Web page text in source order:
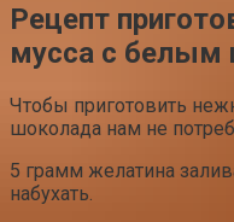
Рецепт
мусса с белым
Чтобы приготовить
шоколада нам не
5 грамм желатина
набухать.